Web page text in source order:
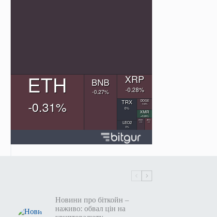
Новини про біткойн –
наживо: обвал цін на